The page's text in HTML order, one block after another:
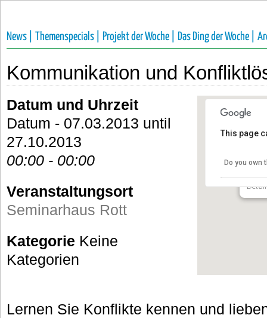
News | Themenspecials | Projekt der Woche | Das Ding der Woche |
Kommunikation und
This page
Do you own
Datum und Uhrzeit
Datum - 07.03.2013 until
27.10.2013
00:00 - 00:00
Veranstaltungsort
Seminarhaus Rott
Kategorie Keine
Kategorien
Lernen Sie Konflikte kennen und